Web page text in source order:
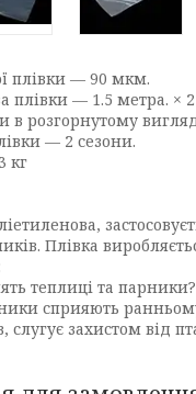
плівки — 90 мкм.
плівки — 1.5 метра. ×
в розгорнутому
— 2 сезони.
кг
Плівка
теплиці та
сприяють
захистом від